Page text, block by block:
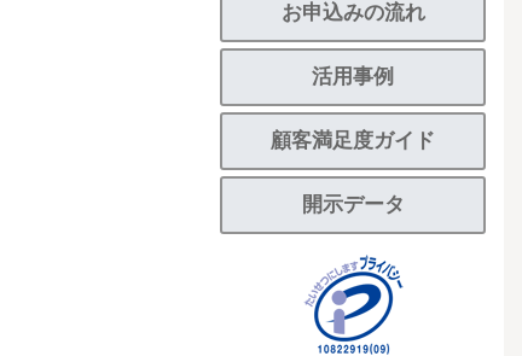
お申込みの流れ
活用事例
顧客満足度ガイド
開示データ